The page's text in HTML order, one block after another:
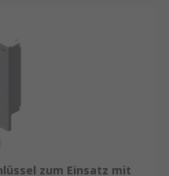
zum Einsatz mit